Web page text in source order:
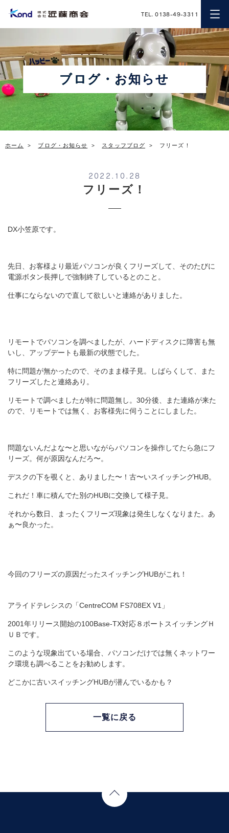
近藤商会
TEL. 0138-49-3311
ブログ・お知らせ
ホーム ブログ・お知らせ スタッフブログ フリーズ！
2022.10.28
フリーズ！
DX小笠原です。
先日、お客様より最近パソコンが良くフリーズして、そのたびに
電源ボタン長押しで強制終了しているとのこと。
仕事にならないので直して欲しいと連絡がありました。
リモートでパソコンを調べましたが、ハードディスクに障害も無
いし、アップデートも最新の状態でした。
特に問題が無かったので、そのまま様子見。しばらくして、また
フリーズしたと連絡あり。
リモートで調べましたが特に問題無し。30分後、また連絡が来た
ので、リモートでは無く、お客様先に伺うことにしました。
問題ないんだよな〜と思いながらパソコンを操作してたら急にフ
リーズ。何が原因なんだろ〜。
デスクの下を覗くと、ありました〜！古〜いスイッチングHUB。
これだ！車に積んでた別のHUBに交換して様子見。
それから数日、まったくフリーズ現象は発生しなくなりまた。あ
ぁ〜良かった。
今回のフリーズの原因だったスイッチングHUBがこれ！
アライドテレシスの「CentreCOM FS708EX V1」
2001年リリース開始の100Base-TX対応８ポートスイッチングＨ
ＵＢです。
このような現象出ている場合、パソコンだけでは無くネットワー
ク環境も調べることをお勧めします。
どこかに古いスイッチングHUBが潜んでいるかも？
一覧に戻る